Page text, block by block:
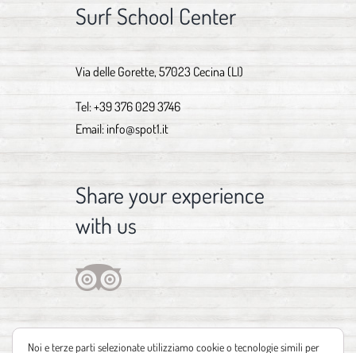
Surf School Center
Via delle Gorette, 57023 Cecina (LI)
Tel:+39 376 029 3746
Email: info@spot1.it
Share your experience
with us
Noi e terze parti selezionate utilizziamo cookie o tecnologie simili per